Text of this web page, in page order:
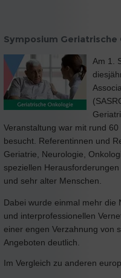
Symposium Geriatrische
Am 1.
Veranstaltung war mit rund
besucht. Referentinnen und
Geriatrie, Neurologie,
speziellen
und sehr alter Menschen.
Dabei wurde einmal mehr die
und interprofessionellen
einer engen Verzahnung von
Angeboten deutlich.
Im Vergleich zu anderen